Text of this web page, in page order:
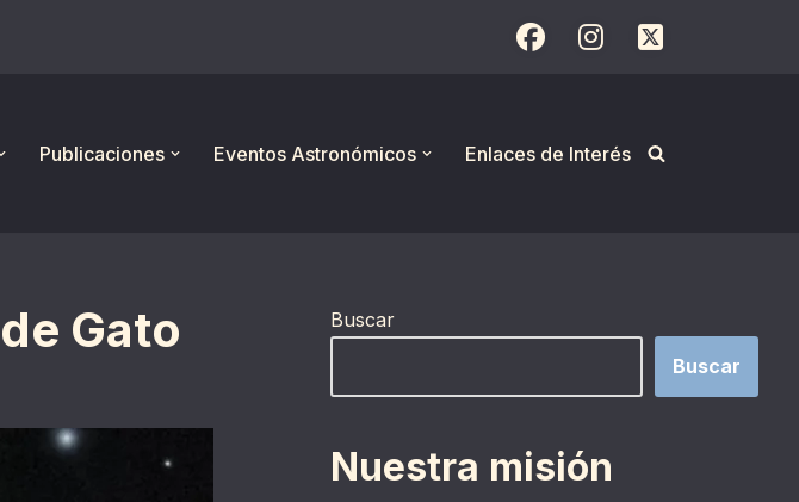
Publicaciones Eventos Astronómicos Enlaces de Interés
Gato
Buscar
Buscar
Nuestra misión